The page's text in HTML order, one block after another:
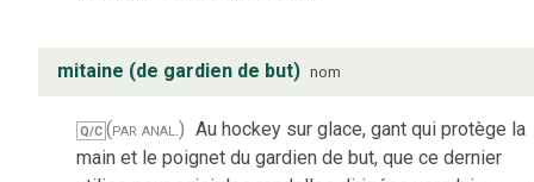
mitaine (de gardien de but) nom
Q/C (par anal.) Au hockey sur glace, gant qui protège la
main et le poignet du gardien de but, que ce dernier